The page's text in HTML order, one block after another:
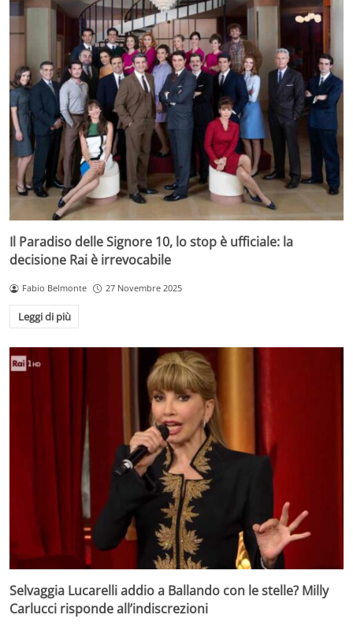
Il Paradiso delle Signore 10, lo stop è ufficiale: la
decisione Rai è irrevocabile
Fabio Belmonte 27 Novembre 2025
Leggi di più
Selvaggia Lucarelli addio a Ballando con le stelle? Milly
Carlucci risponde all’indiscrezioni